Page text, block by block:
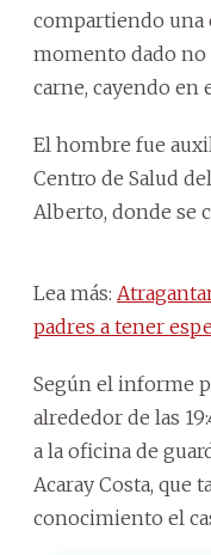
compartiendo una
momento dado no
carne, cayendo en
El hombre fue
Centro de Salud
Alberto, donde se
Lea más:
padres a tener
Según el informe
alrededor de las
a la oficina de
Acaray Costa, que
conocimiento el